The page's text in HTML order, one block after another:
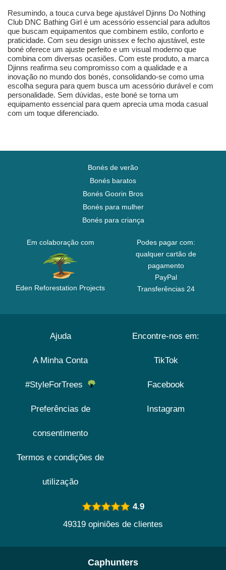
Resumindo, a touca curva bege ajustável Djinns Do Nothing
Club DNC Bathing Girl é um acessório essencial para adultos
que buscam equipamentos que combinem estilo, conforto e
praticidade. Com seu design unissex e fecho ajustável, este
boné oferece um ajuste perfeito e um visual moderno que
combina com diversas ocasiões. Com este produto, a marca
Djinns reafirma seu compromisso com a qualidade e a
inovação no mundo dos bonés, consolidando-se como uma
escolha segura para quem busca um acessório durável e com
personalidade. Sem dúvidas, este boné se torna um
equipamento essencial para quem aprecia uma moda casual
com um toque diferenciado.
Bonés de verão
Bonés baratos
Bonés Goorin Bros
Bonés para mulher
Bonés para criança
Em colaboração com
Eden Reforestation Projects
Podes pagar com:
qualquer cartão de
pagamento
PayPal
Transferências 24
Ajuda
A Minha Conta
#StyleForTrees
Preferências de
consentimento
Termos e condições de
utilização
Encontre-nos em:
TikTok
Facebook
Instagram
4.9
49319 opiniões de clientes
Caphunters